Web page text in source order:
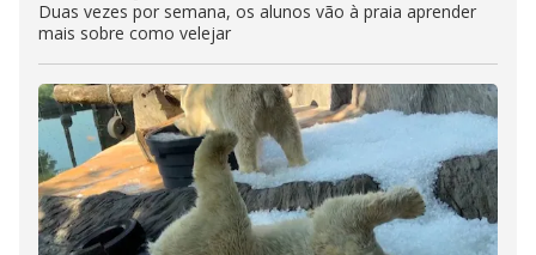
Duas vezes por semana, os alunos vão à praia aprender
mais sobre como velejar